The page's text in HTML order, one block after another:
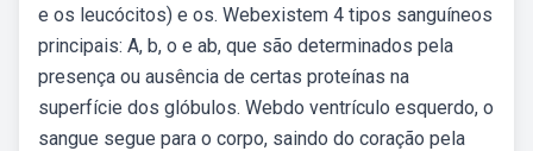
e os leucócitos) e os. Webexistem 4 tipos sanguíneos
principais: A, b, o e ab, que são determinados pela
presença ou ausência de certas proteínas na
superfície dos glóbulos. Webdo ventrículo esquerdo, o
sangue segue para o corpo, saindo do coração pela